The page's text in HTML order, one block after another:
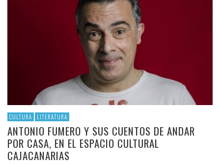
CULTURA LITERATURA
ANTONIO FUMERO Y SUS CUENTOS DE ANDAR
POR CASA, EN EL ESPACIO CULTURAL
CAJACANARIAS